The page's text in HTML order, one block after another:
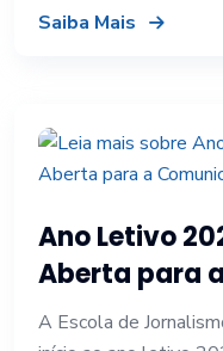
Saiba Mais
Ano Letivo
Aberta para
A Escola de